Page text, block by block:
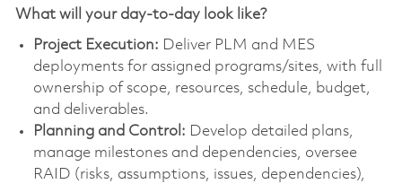
What will your day-to-day look like?
Project Execution: Deliver PLM and MES
deployments for assigned programs/sites, with full
ownership of scope, resources, schedule, budget,
and deliverables.
Planning and Control: Develop detailed plans,
manage milestones and dependencies, oversee
RAID (risks, assumptions, issues, dependencies),